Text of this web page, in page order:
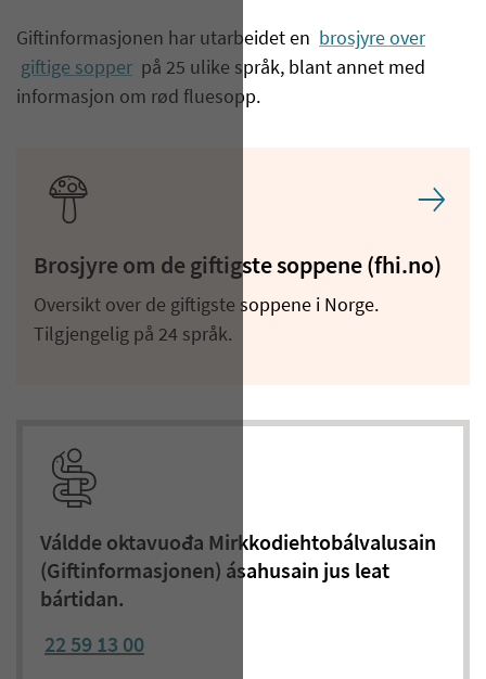
​Giftinformasjonen har utarbeidet en brosjyre over
giftige sopper på 25 ulike språk, blant annet med
informasjon om rød fluesopp.
Brosjyre om de giftigste soppene (fhi.no)
Oversikt over de giftigste soppene i Norge.
Tilgjengelig på 24 språk.
Váldde oktavuođa Mirkkodiehtobálvalusain
(Giftinformasjonen) ásahusain jus leat
bártidan.
22 59 13 00